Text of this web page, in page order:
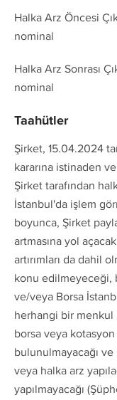
Halka Arz Öncesi
nominal
Halka Arz Sonrası
nominal
Taahütler
Şirket, 15.04.2024
kararına istinaden
Şirket tarafından
İstanbul'da işlem
boyunca, Şirket
artmasına yol
artırımları da dahil
konu edilmeyeceği,
ve/veya Borsa
herhangi bir
borsa veya
bulunulmayacağı
veya halka arz
yapılmayacağı